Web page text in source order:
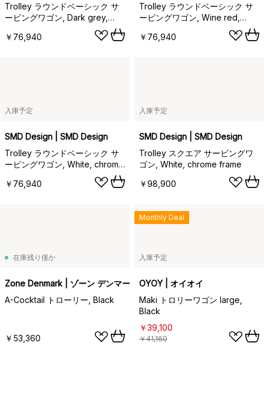
Trolley ラウンドベーシック サ
ービングワゴン, Dark grey,
￥76,940
Trolley ラウンドベーシック サ
ービングワゴン, Wine red,
￥76,940
入庫予定
SMD Design | SMD Design
Trolley ラウンドベーシック サ
ービングワゴン, White, chrome
￥76,940
入庫予定
SMD Design | SMD Design
Trolley スクエア サービングワ
ゴン, White, chrome frame
￥98,900
在庫残り僅か
Zone Denmark | ゾーン デンマーク
A-Cocktail トローリー, Black
￥53,360
入庫予定
OYOY | オイオイ
Maki トロリーワゴン large,
Black
￥39,100
￥41,160
Monthly Deal